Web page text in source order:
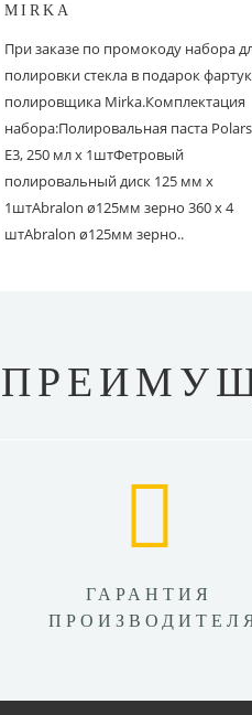
MIRKA
При заказе по промокоду набора
полировки стекла в подарок фартук
полировщика Mirka.Комплектация
набора:Полировальная паста
E3, 250 мл х 1штФетровый
полировальный диск 125 мм х
1штAbralon ø125мм зерно 360 х 4
штAbralon ø125мм зерно..
ГАРАНТИЯ